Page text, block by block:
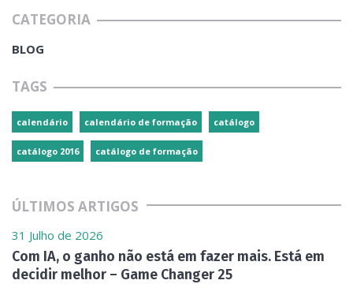
CATEGORIA
BLOG
TAGS
calendário calendário de formação catálogo
catálogo 2016 catálogo de formação
ÚLTIMOS ARTIGOS
31 Julho de 2026
Com IA, o ganho não está em fazer mais. Está em
decidir melhor – Game Changer 25